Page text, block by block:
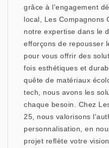
grâce à l'engagement
local, Les Compagnons
notre expertise dans le
efforçons de repousser
pour vous offrir des
fois esthétiques et
quête de matériaux
tech, nous avons les
chaque besoin. Chez
25, nous valorisons
personnalisation, en
projet reflète votre